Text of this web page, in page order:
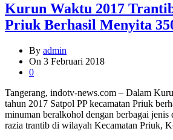
Kurun Waktu 2017
Priuk Berhasil Menyita
By admin
On 3 Februari 2018
0
Tangerang, indotv-news.com – Dalam
tahun 2017 Satpol PP kecamatan Priuk
minuman beralkohol dengan berbagai jenis
razia trantib di wilayah Kecamatan Priuk,